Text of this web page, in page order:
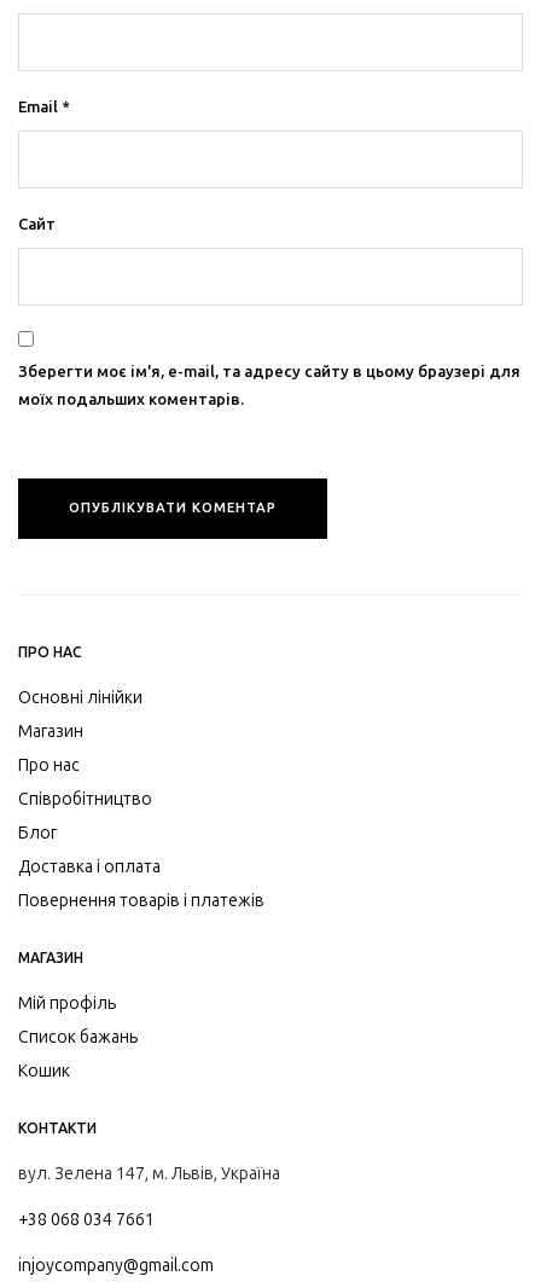
Email *
Сайт
Зберегти моє ім'я, e-mail, та адресу сайту в цьому браузері для
моїх подальших коментарів.
ПРО НАС
Основні лінійки
Магазин
Про нас
Співробітництво
Блог
Доставка і оплата
Повернення товарів і платежів
МАГАЗИН
Мій профіль
Список бажань
Кошик
КОНТАКТИ
вул. Зелена 147, м. Львів, Україна
+38 068 034 7661
injoycompany@gmail.com